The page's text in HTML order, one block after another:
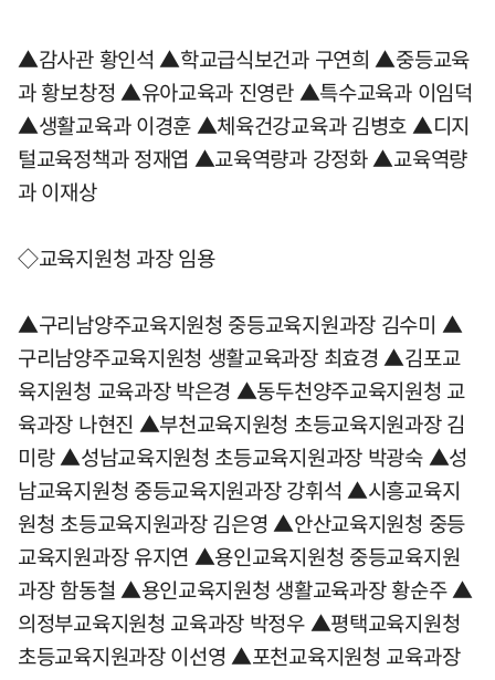
▲감사관 황인석 ▲학교급식보건과 구연희 ▲중등교육
과 황보창정 ▲유아교육과 진영란 ▲특수교육과 이임덕
▲생활교육과 이경훈 ▲체육건강교육과 김병호 ▲디지
털교육정책과 정재엽 ▲교육역량과 강정화 ▲교육역량
과 이재상
◇교육지원청 과장 임용
▲구리남양주교육지원청 중등교육지원과장 김수미 ▲
구리남양주교육지원청 생활교육과장 최효경 ▲김포교
육지원청 교육과장 박은경 ▲동두천양주교육지원청 교
육과장 나현진 ▲부천교육지원청 초등교육지원과장 김
미랑 ▲성남교육지원청 초등교육지원과장 박광숙 ▲성
남교육지원청 중등교육지원과장 강휘석 ▲시흥교육지
원청 초등교육지원과장 김은영 ▲안산교육지원청 중등
교육지원과장 유지연 ▲용인교육지원청 중등교육지원
과장 함동철 ▲용인교육지원청 생활교육과장 황순주 ▲
의정부교육지원청 교육과장 박정우 ▲평택교육지원청
초등교육지원과장 이선영 ▲포천교육지원청 교육과장